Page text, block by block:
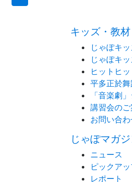
キッズ・教材
じゃぽキ
じゃぽキ
ヒットヒ
平多正於
「音楽劇
講習会の
お問い合
じゃぽマガ
ニュース
ピックア
レポート